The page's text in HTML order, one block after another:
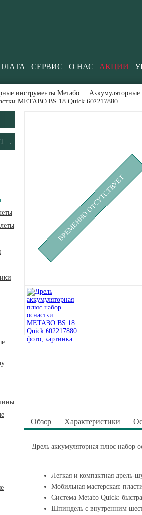
СЕРВИС О НАС АКЦИИ
инструменты Метабо
METABO BS 18 Quick 602217880
ВРЕМЕННО ОТСУТСТВУЕТ
Обзор Характеристики
Дрель аккумуляторная плюс набор
Легкая и компактная дрель-
Мобильная мастерская:
Система Metabo Quick:
Шпиндель с внутренним